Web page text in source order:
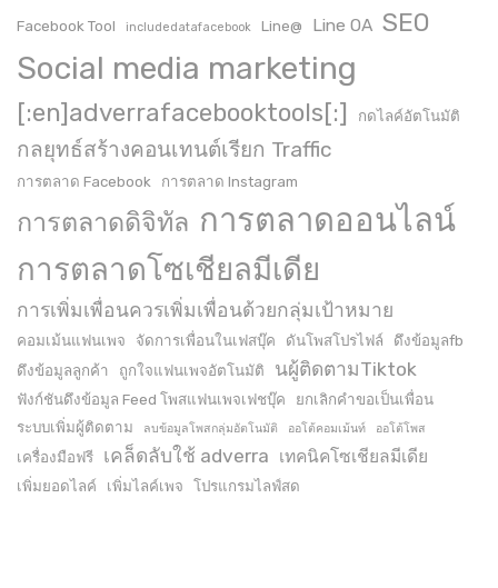
Facebook Tool includedatafacebook Line@ Line OA SEO
Social media marketing
[:en]adverrafacebooktools[:] กดไลค์อัตโนมัติ
กลยุทธ์สร้างคอนเทนต์เรียก Traffic
การตลาด Facebook การตลาด Instagram
การตลาดดิจิทัล การตลาดออนไลน์
การตลาดโซเชียลมีเดีย
การเพิ่มเพื่อนควรเพิ่มเพื่อนด้วยกลุ่มเป้าหมาย
คอมเม้นแฟนเพจ จัดการเพื่อนในเฟสบุ๊ค ดันโพสโปรไฟล์
ดึงข้อมูลfb
ดึงข้อมูลลูกค้า
ถูกใจแฟนเพจอัตโนมัติ นผู้ติดตามTiktok
ฟังก์ชันดึงข้อมูล Feed โพสแฟนเพจเฟชบุ๊ค
ยกเลิกคำขอเป็นเพื่อน
ระบบเพิ่มผู้ติดตาม
ลบข้อมูลโพสกลุ่มอัตโนมัติ ออโต้คอมเม้นท์ ออโต้โพส
เครื่องมือฟรี เคล็ดลับใช้ adverra เทคนิคโซเชียลมีเดีย
เพิ่มยอดไลค์ เพิ่มไลค์เพจ โปรแกรมไลฟ์สด